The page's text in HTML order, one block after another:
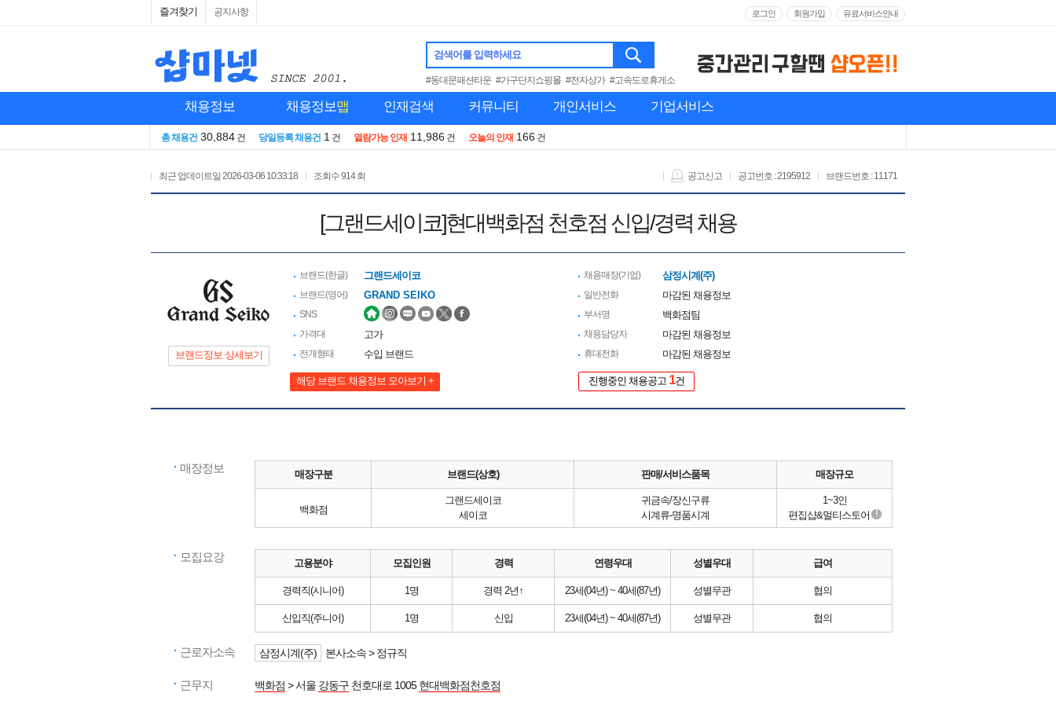
즐겨찾기 공지사항 로그인 회원가입 유료서비스안내
검색어를 입력하세요
#동대문패션타운 #가구단지쇼핑몰 #전자상가 #고속도로휴게소
채용정보 채용정보맵 인재검색 커뮤니티 개인서비스 기업서비스
총 채용건 30,884 건 당일등록 채용건 1 건 열람가능 인재 11,986 건 오늘의 인재 166 건
최근 업데이트일 2026-03-06 10:33:18 조회수914 회 브랜드번호 : 11171
공고번호 : 2195912
공고신고
[그랜드세이코]현대백화점 천호점 신입/경력 채용
브랜드정보 상세보기
브랜드(한글) 그랜드세이코
브랜드(영어) GRAND SEIKO
SNS
가격대
고가
전개형태 수입 브랜드
해당 브랜드 채용정보 모아보기 +
채용매장(기업) 삼정시계(주)
일반전화 마감된 채용정보
부서명 백화점팀
채용담당자 마감된 채용정보
휴대전화 마감된 채용정보
진행중인 채용공고 1건
매장정보 매장구분 브랜드(상호) 판매/서비스품목 매장규모
백화점
그랜드세이코
세이코
귀금속/장신구류
시계류-명품시계
1~3인
편집샵&멀티스토어 !
모집요강 고용분야 모집인원 경력 연령우대 성별우대 급여
경력직(시니어) 1명 경력 2년↑ 23세(04년) ~ 40세(87년) 성별무관 협의
신입직(주니어) 1명 신입 23세(04년) ~ 40세(87년) 성별무관 협의
근로자소속 삼정시계(주) 본사소속 > 정규직
근무지 백화점 > 서울 강동구 천호대로 1005현대백화점천호점